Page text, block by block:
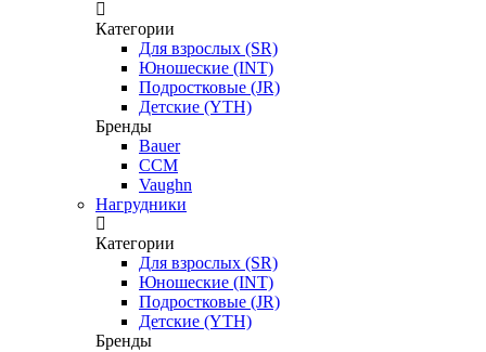
Категории
Для взрослых (SR)
Юношеские (INT)
Подростковые (JR)
Детские (YTH)
Бренды
Bauer
CCM
Vaughn
Нагрудники
Категории
Для взрослых (SR)
Юношеские (INT)
Подростковые (JR)
Детские (YTH)
Бренды